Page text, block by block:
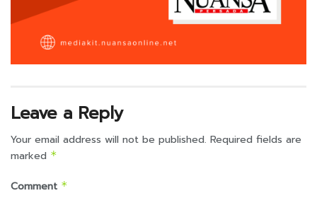
Leave a Reply
Your email address will not be published. Required fields are
marked *
Comment *